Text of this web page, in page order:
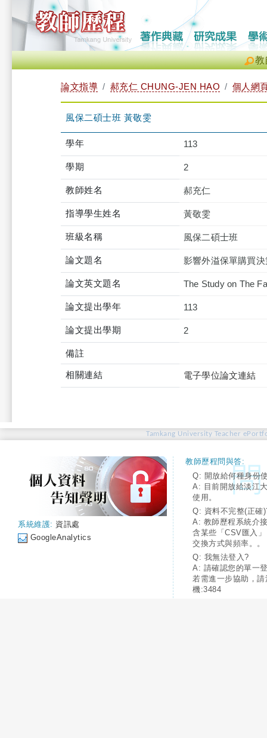
教
論文指導 郝充仁 CHUNG-JEN HAO 個人網
風保二碩士班 黃敬雯
學年 113
學期 2
教師姓名 郝充仁
指導學生姓名 黃敬雯
班級名稱 風保二碩士班
論文題名 影響外溢保單購買
論文英文題名 The Study on The
論文提出學年 113
論文提出學期 2
備註
相關連結 電子學位論文連結
Tamkang University Teacher
系統維護: 資訊處
GoogleAnalytics
教師歷程問與答:
Q: 開放給何種身份
A: 目前開放給淡江
使用。
Q: 資料不完整(正確
A: 教師歷程系統介
含某些「CSV匯入
交換方式與頻率。。
Q: 我無法登入?
A: 請確認您的單一
若需進一步協助，
機:3484